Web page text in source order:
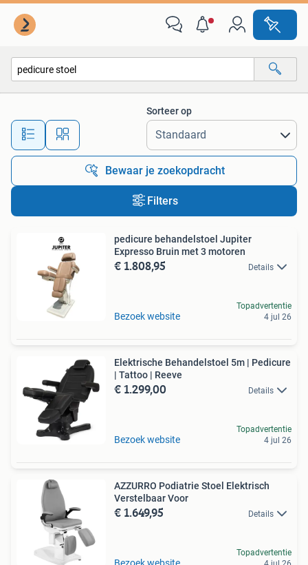
Alle afstanden…
Sorteer op
Bewaar je zoekopdracht
Filters
pedicure behandelstoel Jupiter
Expresso Bruin met 3 motoren
€ 1.808,95 Details
Bezoek website
Topadvertentie
4 jul 26
Elektrische Behandelstoel 5m | Pedicure
| Tattoo | Reeve
€ 1.299,00 Details
Bezoek website
Topadvertentie
4 jul 26
AZZURRO Podiatrie Stoel Elektrisch
Verstelbaar Voor
€ 1.649,95 Details
Topadvertentie